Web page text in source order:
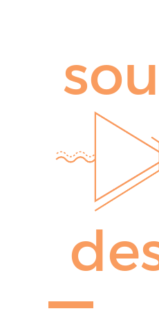
sou